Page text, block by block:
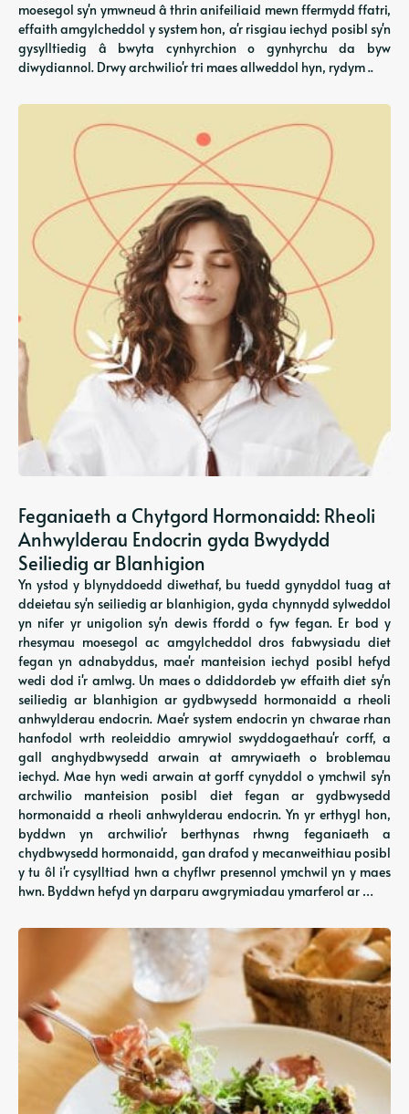
moesegol sy'n ymwneud â thrin anifeiliaid mewn ffermydd ffatri,
effaith amgylcheddol y system hon, a'r risgiau iechyd posibl sy'n
gysylltiedig â bwyta cynhyrchion o gynhyrchu da byw
diwydiannol. Drwy archwilio'r tri maes allweddol hyn, rydym ..
Feganiaeth a Chytgord Hormonaidd: Rheoli
Anhwylderau Endocrin gyda Bwydydd
Seiliedig ar Blanhigion
Yn ystod y blynyddoedd diwethaf, bu tuedd gynyddol tuag at
ddeietau sy'n seiliedig ar blanhigion, gyda chynnydd sylweddol
yn nifer yr unigolion sy'n dewis ffordd o fyw fegan. Er bod y
rhesymau moesegol ac amgylcheddol dros fabwysiadu diet
fegan yn adnabyddus, mae'r manteision iechyd posibl hefyd
wedi dod i'r amlwg. Un maes o ddiddordeb yw effaith diet sy'n
seiliedig ar blanhigion ar gydbwysedd hormonaidd a rheoli
anhwylderau endocrin. Mae'r system endocrin yn chwarae rhan
hanfodol wrth reoleiddio amrywiol swyddogaethau'r corff, a
gall anghydbwysedd arwain at amrywiaeth o broblemau
iechyd. Mae hyn wedi arwain at gorff cynyddol o ymchwil sy'n
archwilio manteision posibl diet fegan ar gydbwysedd
hormonaidd a rheoli anhwylderau endocrin. Yn yr erthygl hon,
byddwn yn archwilio'r berthynas rhwng feganiaeth a
chydbwysedd hormonaidd, gan drafod y mecanweithiau posibl
y tu ôl i'r cysylltiad hwn a chyflwr presennol ymchwil yn y maes
hwn. Byddwn hefyd yn darparu awgrymiadau ymarferol ar …